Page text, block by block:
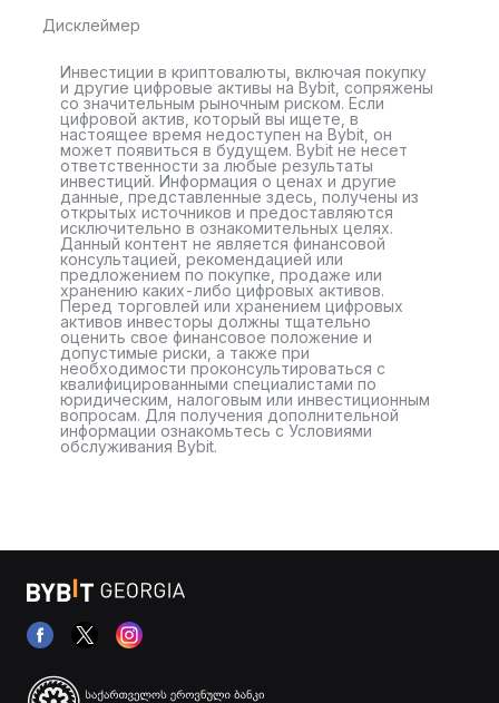
Дисклеймер
Инвестиции в криптовалюты, включая покупку
и другие цифровые активы на Bybit, сопряжены
со значительным рыночным риском. Если
цифровой актив, который вы ищете, в
настоящее время недоступен на Bybit, он
может появиться в будущем. Bybit не несет
ответственности за любые результаты
инвестиций. Информация о ценах и другие
данные, представленные здесь, получены из
открытых источников и предоставляются
исключительно в ознакомительных целях.
Данный контент не является финансовой
консультацией, рекомендацией или
предложением по покупке, продаже или
хранению каких-либо цифровых активов.
Перед торговлей или хранением цифровых
активов инвесторы должны тщательно
оценить свое финансовое положение и
допустимые риски, а также при
необходимости проконсультироваться с
квалифицированными специалистами по
юридическим, налоговым или инвестиционным
вопросам. Для получения дополнительной
информации ознакомьтесь с Условиями
обслуживания Bybit.